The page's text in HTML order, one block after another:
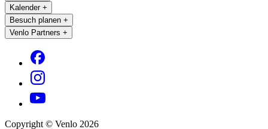
Kalender +
Besuch planen +
Venlo Partners +
Copyright © Venlo 2026